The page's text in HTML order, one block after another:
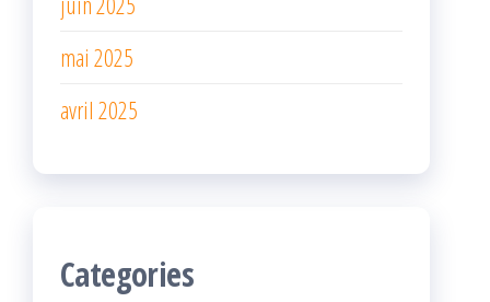
mai 2025
avril 2025
Categories